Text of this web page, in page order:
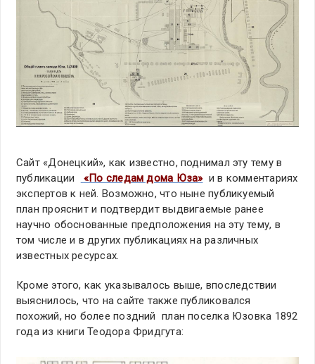
Сайт «Донецкий», как известно, поднимал эту тему в
публикации
«По следам дома Юза»и в комментариях
экспертов к ней. Возможно, что ныне публикуемый
план прояснит и подтвердит выдвигаемые ранее
научно обоснованные предположения на эту тему, в
том числе и в других публикациях на различных
известных ресурсах.
Кроме этого, как указывалось выше, впоследствии
выяснилось, что на сайте также публиковался
похожий, но более поздний план поселка Юзовка 1892
года из книги Теодора Фридгута: